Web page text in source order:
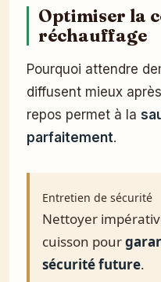
Optimiser la
réchauffage
Pourquoi attendre
diffusent mieux
repos permet à la
parfaitement.
Entretien de sécurité
Nettoyer
cuisson pour
sécurité future.